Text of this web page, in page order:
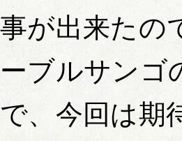
事が出来たの
ーブルサンゴ
で、今回は期